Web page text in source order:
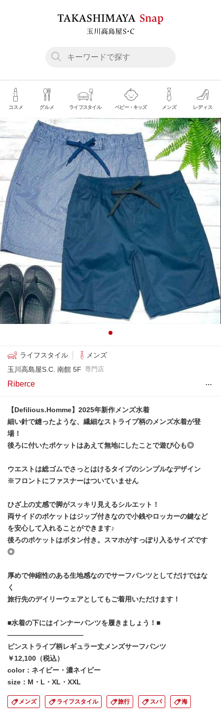
コスメ グルメ ライフスタイル ベビー・キッズ メンズ レディス
ライフスタイル
メンズ
玉川高島屋S.C. 南館 5F 専門店
Riberce …
【Defilious.Homme】2025年新作メンズ水着
細い針で縫ったような、繊細なストライプ柄のメンズ水着が登
場！
後ろに付いたポケットはあえて無地にしたことで遊び心も◎
ウエストは総ゴムでさっとはけるタイプのシンプルなデザイン
※フロントにファスナーはついていません
ひざ上の丈感で脚がスッキリ見えるシルエット！
両サイドのポケットはジップ付きなので小銭やロッカーの鍵など
を安心して入れることができます♪
後ろのポケットはボタン付き。スマホがすっぽり入るサイズです
◎
厚めで伸縮性のある生地感なのでサーフパンツとしてだけではな
く
旅行先のデイリーウェアとしてもご着用いただけます！
■水着の下にはインナーパンツを履きましょう！■
―――――――――――
ピンストライプ柄レギュラー丈メンズサーフパンツ
￥12,100（税込）
color：ネイビー・濃ネイビー
size：M・L・XL・XXL
メンズ ライフスタイル 旅行 スパ 海